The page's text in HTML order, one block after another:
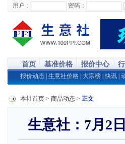
用户： 密码：
首页 基准价格 报价中心
报价动态 生意社价格 大宗榜 |快讯
本社首页 > 商品动态 > 正文
生意社：7月2